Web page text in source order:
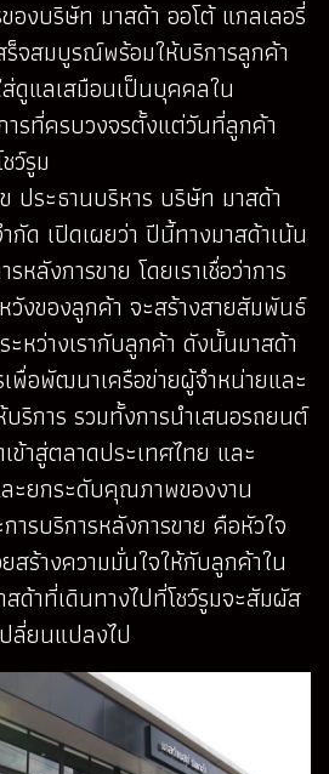
องบริษัท มาสด้า ออโต้ แกลเลอรี่
ร็จสมบูรณ์พร้อมให้บริการลูกค้า
ส่ดูแลเสมือนเป็นบุคคลใน
รที่ครบวงจรตั้งแต่วันที่ลูกค้า
ว์รูม
ประธานบริหาร บริษัท มาสด้า
กัด เปิดเผยว่า ปีนี้ทางมาสด้าเน้น
หลังการขาย โดยเราเชื่อว่าการ
วังของลูกค้า จะสร้างสายสัมพันธ์
หว่างเรากับลูกค้า ดังนั้นมาสด้า
พื่อพัฒนาเครือข่ายผู้จำหน่ายและ
ริการ รวมทั้งการนำเสนอรถยนต์
ข้าสู่ตลาดประเทศไทย และ
ะยกระดับคุณภาพของงาน
ารบริการหลังการขาย คือหัวใจ
ร้างความมั่นใจให้กับลูกค้าใน
ด้าที่เดินทางไปที่โชว์รูมจะสัมผัส
ลี่ยนแปลงไป